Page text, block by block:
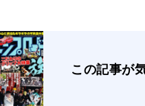
この記事が